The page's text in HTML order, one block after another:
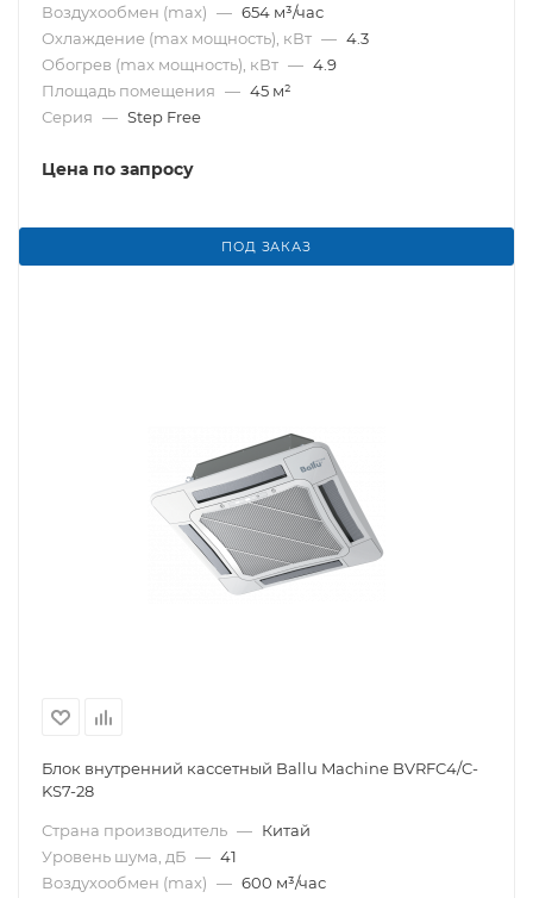
Воздухообмен (max) — 654 м³/час
Охлаждение (max мощность), кВт — 4.3
Обогрев (max мощность), кВт — 4.9
Площадь помещения — 45 м²
Серия — Step Free
Цена по запросу
ПОД ЗАКАЗ
Блок внутренний кассетный Ballu Machine BVRFC4/C-
KS7-28
Страна производитель — Китай
Уровень шума, дБ — 41
Воздухообмен (max) — 600 м³/час